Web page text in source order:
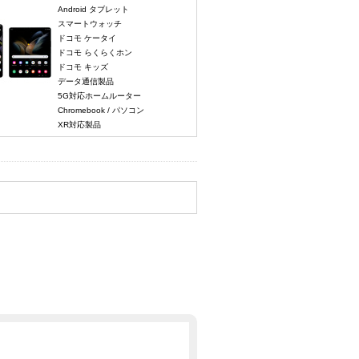
Android タブレット
スマートウォッチ
ドコモ ケータイ
ドコモ らくらくホン
ドコモ キッズ
データ通信製品
5G対応ホームルーター
Chromebook / パソコン
XR対応製品